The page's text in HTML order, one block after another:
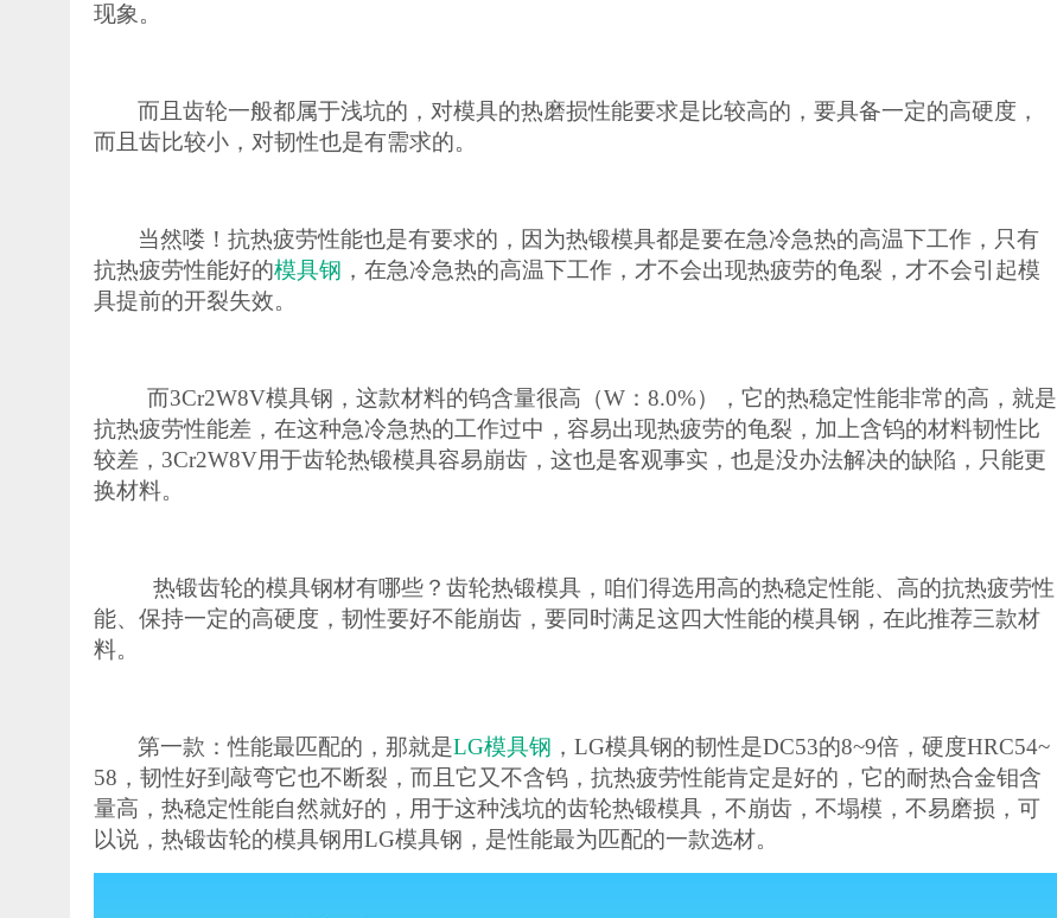
现象。
而且齿轮一般都属于浅坑的，对模具的热磨损性能要求是比较高的，要具备一定的高硬度，
而且齿比较小，对韧性也是有需求的。
当然喽！抗热疲劳性能也是有要求的，因为热锻模具都是要在急冷急热的高温下工作，只有
抗热疲劳性能好的模具钢 ，在急冷急热的高温下工作 ， 才不会出现热疲劳的龟裂，才不会引起模
具提前的开裂失效。
而3Cr2W8V模具钢，这款材料的钨含量很高 （W：8.0%）
，它的热稳定性能非常的高，就是
抗热疲劳性能差，在这种急冷急热的工作过中，容易出现热疲劳的龟裂，加上含钨的材料韧性比
较差， 3Cr2W8V用于齿轮热锻模具容易崩齿，这也是客观事实 ， 也是没办法解决的缺陷，只能更
换材料。
热锻齿轮的模具钢材有哪些？ 齿轮热锻模具，咱们得选用高的热稳定性能、高的抗热疲劳性
能、保持一定的高硬度，韧性要好不能崩齿，要同时满足这四大性能的模具钢， 在此推荐三款材
料。
第一款：性能最匹配的 ， 那就是LG模具钢 ，LG模具钢的韧性是DC53的8~9倍，硬度HRC54~
58，韧性好到敲弯它也不断裂，而且它又不含钨，抗热疲劳性能肯定是好的，它的耐热合金钼含
量高，热稳定性能自然就好的，用于这种浅坑的齿轮热锻模具 ，不崩齿，不塌模，不易磨损 ， 可
以说， 热锻齿轮的模具钢用LG模具钢 ， 是性能最为匹配的一款选材。